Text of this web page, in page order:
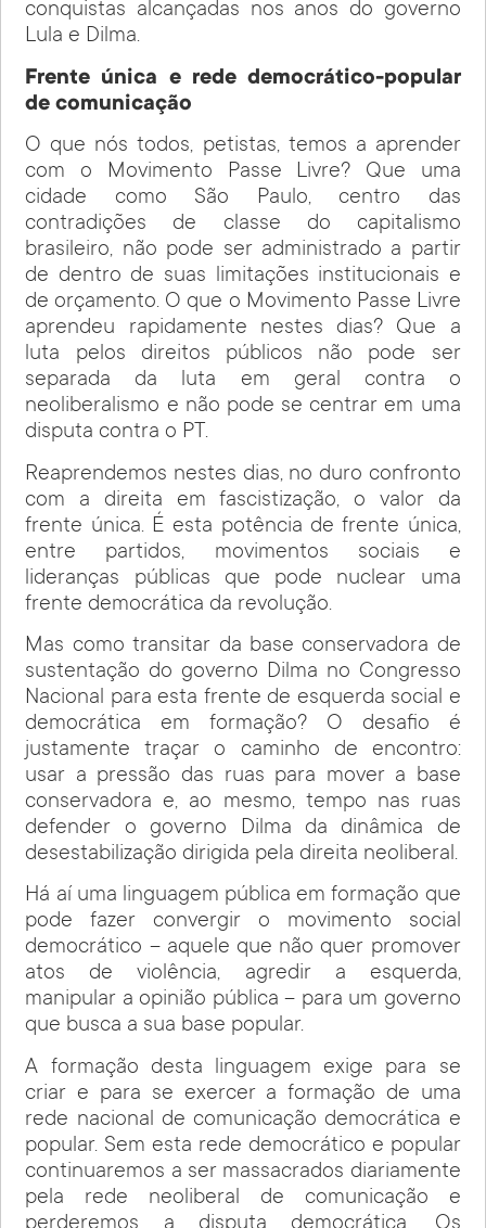
conquistas alcançadas nos anos do governo
Lula e Dilma.
Frente única e rede democrático-popular
de comunicação
O que nós todos, petistas, temos a aprender
com o Movimento Passe Livre? Que uma
cidade como São Paulo, centro das
contradições de classe do capitalismo
brasileiro, não pode ser administrado a partir
de dentro de suas limitações institucionais e
de orçamento. O que o Movimento Passe Livre
aprendeu rapidamente nestes dias? Que a
luta pelos direitos públicos não pode ser
separada da luta em geral contra o
neoliberalismo e não pode se centrar em uma
disputa contra o PT.
Reaprendemos nestes dias, no duro confronto
com a direita em fascistização, o valor da
frente única. É esta potência de frente única,
entre partidos, movimentos sociais e
lideranças públicas que pode nuclear uma
frente democrática da revolução.
Mas como transitar da base conservadora de
sustentação do governo Dilma no Congresso
Nacional para esta frente de esquerda social e
democrática em formação? O desafio é
justamente traçar o caminho de encontro:
usar a pressão das ruas para mover a base
conservadora e, ao mesmo, tempo nas ruas
defender o governo Dilma da dinâmica de
desestabilização dirigida pela direita neoliberal.
Há aí uma linguagem pública em formação que
pode fazer convergir o movimento social
democrático – aquele que não quer promover
atos de violência, agredir a esquerda,
manipular a opinião pública – para um governo
que busca a sua base popular.
A formação desta linguagem exige para se
criar e para se exercer a formação de uma
rede nacional de comunicação democrática e
popular. Sem esta rede democrático e popular
continuaremos a ser massacrados diariamente
pela rede neoliberal de comunicação e